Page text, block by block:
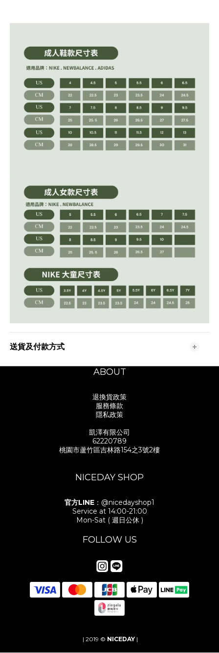
送貨及付款方式
ABOUT
退換貨政策
服務條款
隱私政策
凱澤有限公司
62220789
桃園市蘆竹區吉林路154之3號2樓
NICEDAY SHOP
官方LINE ：@nicedayshop1
Service at 14:00-21:00
Mon-Sat ( 週日公休 )
FOLLOW US
| 2019 © NICEDAY |